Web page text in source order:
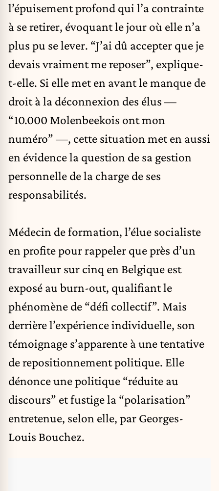
l’épuisement profond qui l’a contrainte
à se retirer, évoquant le jour où elle n’a
plus pu se lever. “J’ai dû accepter que je
devais vraiment me reposer”, explique-
t-elle. Si elle met en avant le manque de
droit à la déconnexion des élus —
“10.000 Molenbeekois ont mon
numéro” —, cette situation met en aussi
en évidence la question de sa gestion
personnelle de la charge de ses
responsabilités.
Médecin de formation, l’élue socialiste
en profite pour rappeler que près d’un
travailleur sur cinq en Belgique est
exposé au burn-out, qualifiant le
phénomène de “défi collectif”. Mais
derrière l’expérience individuelle, son
témoignage s’apparente à une tentative
de repositionnement politique. Elle
dénonce une politique “réduite au
discours” et fustige la “polarisation”
entretenue, selon elle, par Georges-
Louis Bouchez.